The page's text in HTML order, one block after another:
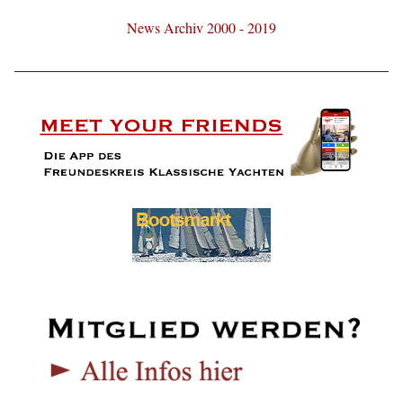
News Archiv 2000 - 2019